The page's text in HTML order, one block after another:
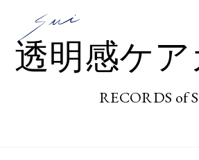
透明感ケ
RECORDS of